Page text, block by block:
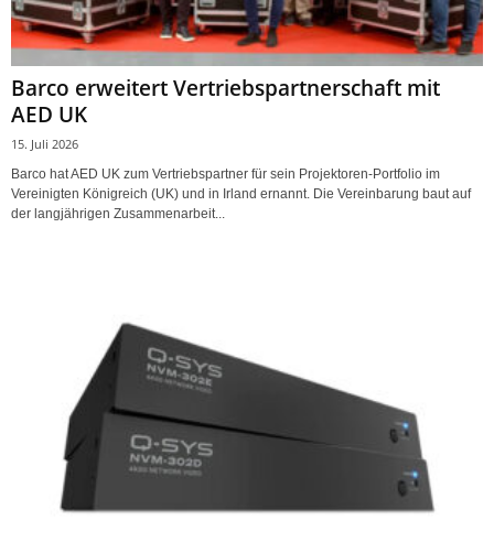
Barco erweitert Vertriebspartnerschaft mit
AED UK
15. Juli 2026
Barco hat AED UK zum Vertriebspartner für sein Projektoren-Portfolio im
Vereinigten Königreich (UK) und in Irland ernannt. Die Vereinbarung baut auf
der langjährigen Zusammenarbeit...